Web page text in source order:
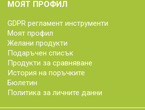
МОЯТ ПРОФИЛ
GDPR регламент инструменти
Моят профил
Желани продукти
Подаръчен списък
Продукти за сравняване
История на поръчките
Бюлетин
Политика за личните данни